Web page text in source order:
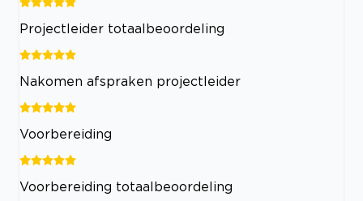
Projectleider totaalbeoordeling
Nakomen afspraken projectleider
Voorbereiding
Voorbereiding totaalbeoordeling